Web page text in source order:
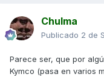
Chulma
Publicado 2 de
Parece ser, que por
Kymco (pasa en varios